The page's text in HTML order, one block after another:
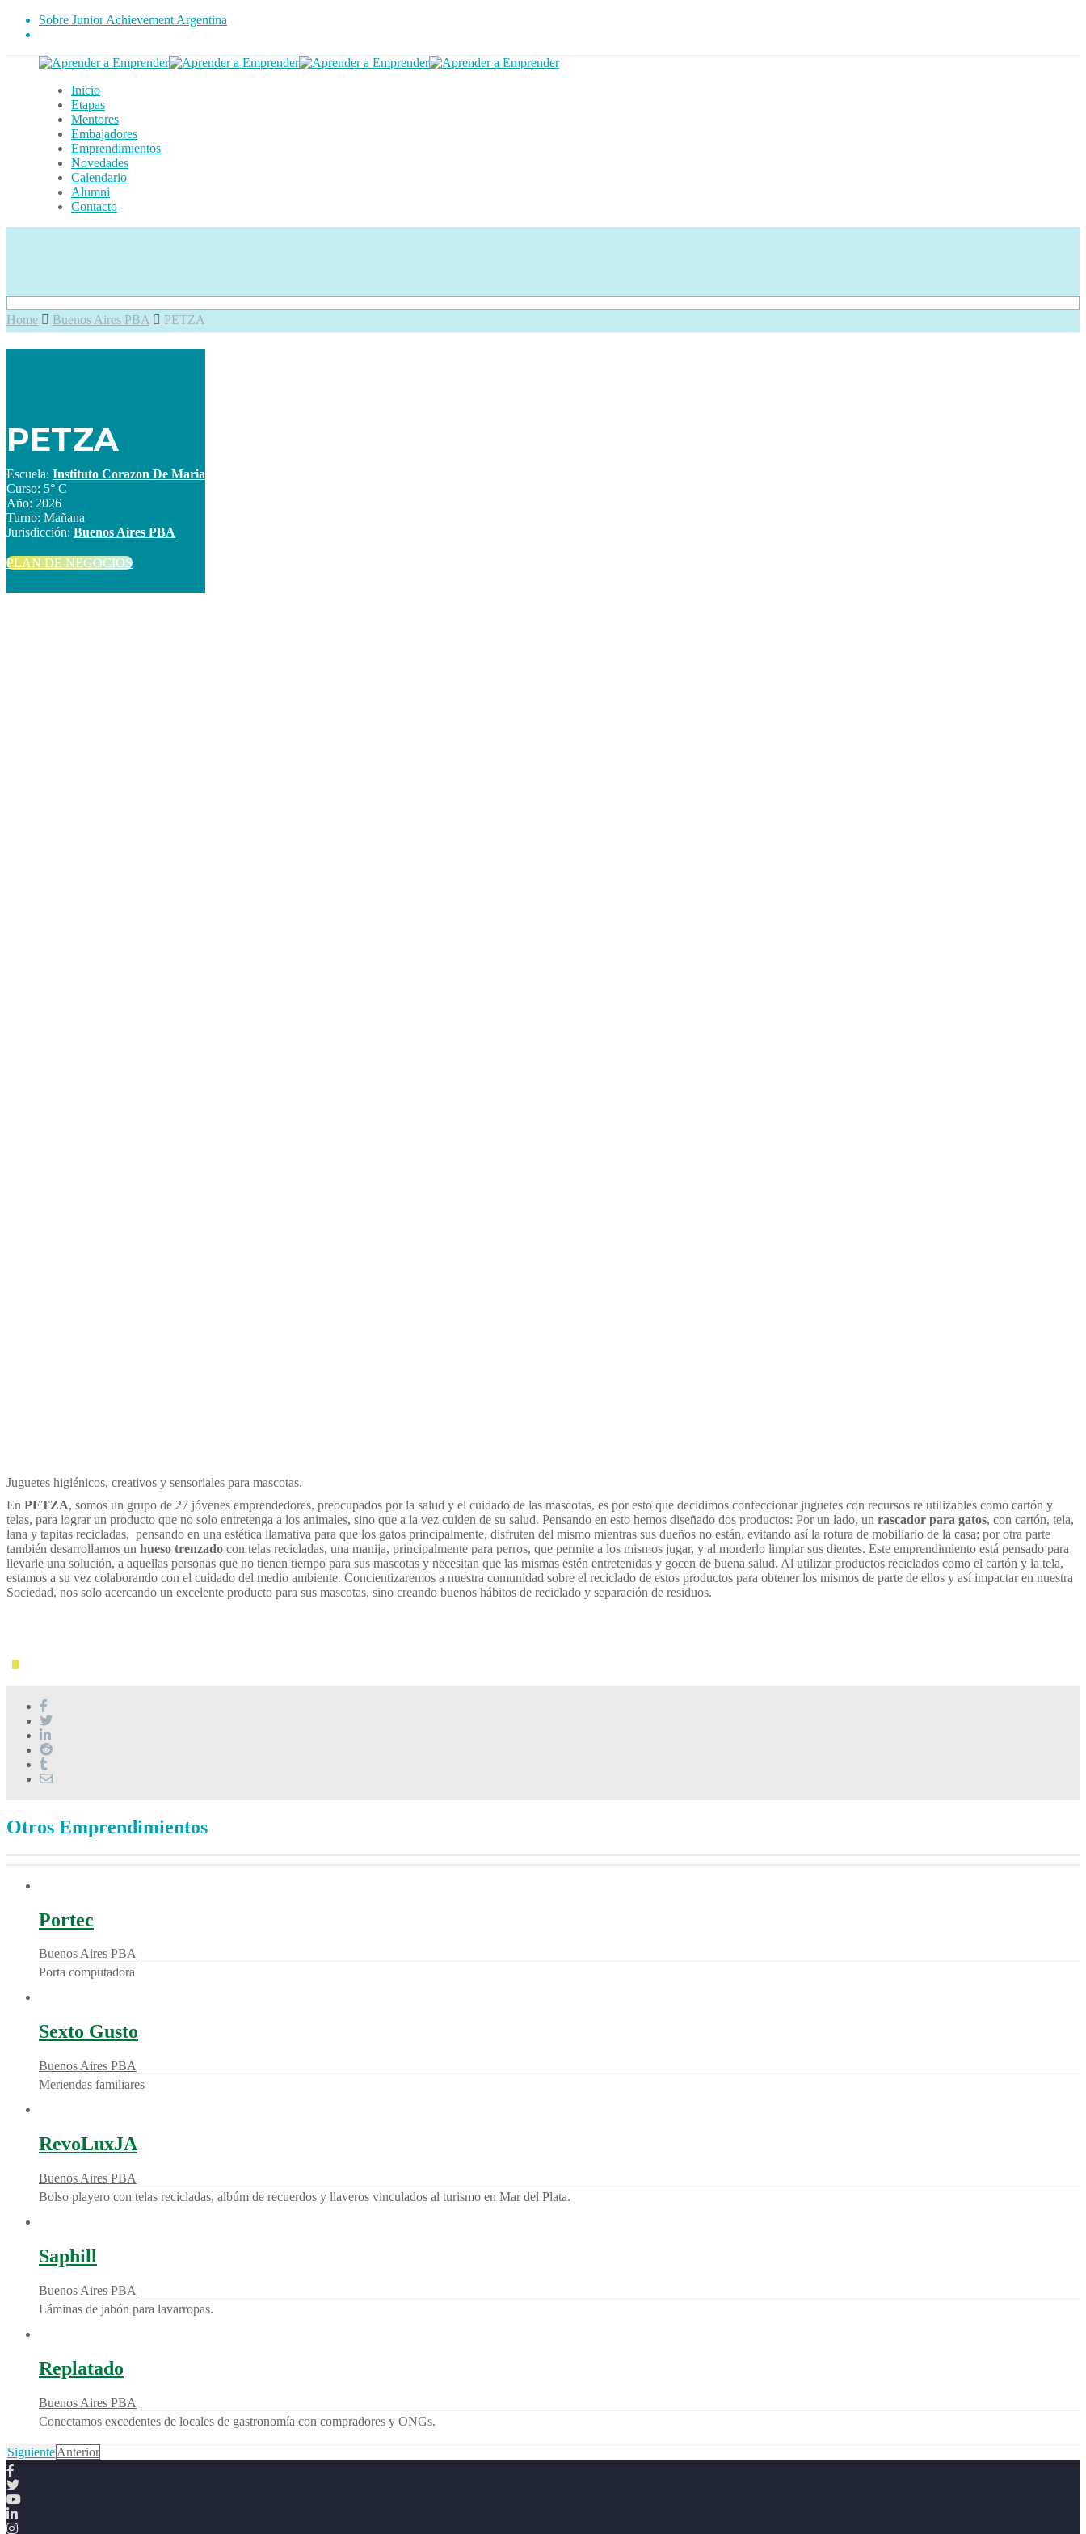
Sobre Junior Achievement Argentina
Inicio
Etapas
Mentores
Embajadores
Emprendimientos
Novedades
Calendario
Alumni
Contacto
Home Buenos Aires PBA PETZA
PETZA
Escuela: Instituto Corazon De Maria
Curso: 5° C
Año: 2026
Turno: Mañana
Jurisdicción: Buenos Aires PBA
PLAN DE NEGOCIOS
Juguetes higiénicos, creativos y sensoriales para mascotas.
En PETZA, somos un grupo de 27 jóvenes emprendedores, preocupados por la salud y el cuidado de las mascotas, es por esto que decidimos confeccionar juguetes con recursos re utilizables como cartón y
telas, para lograr un producto que no solo entretenga a los animales, sino que a la vez cuiden de su salud. Pensando en esto hemos diseñado dos productos: Por un lado, un rascador para gatos, con cartón, tela,
lana y tapitas recicladas, pensando en una estética llamativa para que los gatos principalmente, disfruten del mismo mientras sus dueños no están, evitando así la rotura de mobiliario de la casa; por otra parte
también desarrollamos un hueso trenzado con telas recicladas, una manija, principalmente para perros, que permite a los mismos jugar, y al morderlo limpiar sus dientes. Este emprendimiento está pensado para
llevarle una solución, a aquellas personas que no tienen tiempo para sus mascotas y necesitan que las mismas estén entretenidas y gocen de buena salud. Al utilizar productos reciclados como el cartón y la tela,
estamos a su vez colaborando con el cuidado del medio ambiente. Concientizaremos a nuestra comunidad sobre el reciclado de estos productos para obtener los mismos de parte de ellos y así impactar en nuestra
Sociedad, nos solo acercando un excelente producto para sus mascotas, sino creando buenos hábitos de reciclado y separación de residuos.
Otros Emprendimientos
Portec
Buenos Aires PBA
Porta computadora
Sexto Gusto
Buenos Aires PBA
Meriendas familiares
RevoLuxJA
Buenos Aires PBA
Bolso playero con telas recicladas, albúm de recuerdos y llaveros vinculados al turismo en Mar del Plata.
Saphill
Buenos Aires PBA
Láminas de jabón para lavarropas.
Replatado
Buenos Aires PBA
Conectamos excedentes de locales de gastronomía con compradores y ONGs.
SiguienteAnterior